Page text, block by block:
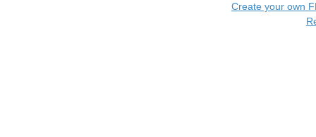
Create your own